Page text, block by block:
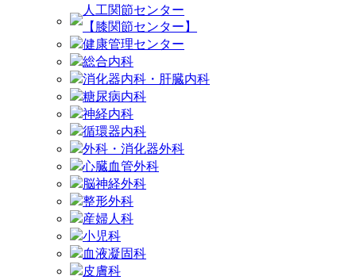
人工関節センター
【膝関節センター】
健康管理センター
総合内科
消化器内科・肝臓内科
糖尿病内科
神経内科
循環器内科
外科・消化器外科
心臓血管外科
脳神経外科
整形外科
産婦人科
小児科
血液凝固科
皮膚科